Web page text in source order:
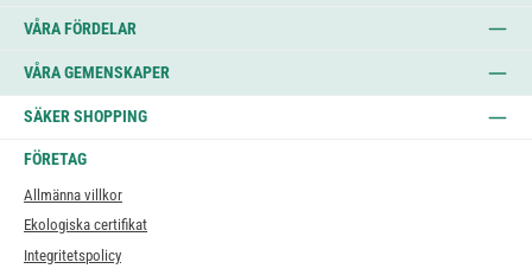
VÅRA FÖRDELAR
VÅRA GEMENSKAPER
SÄKER SHOPPING
FÖRETAG
Allmänna villkor
Ekologiska certifikat
Integritetspolicy